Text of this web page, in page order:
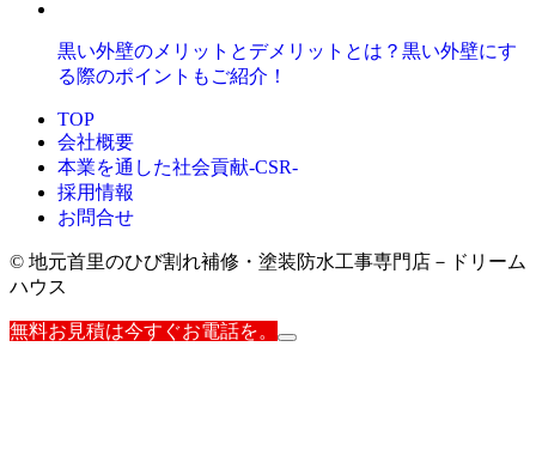
黒い外壁のメリットとデメリットとは？黒い外壁にす
る際のポイントもご紹介！
TOP
会社概要
本業を通した社会貢献-CSR-
採用情報
お問合せ
© 地元首里のひび割れ補修・塗装防水工事専門店－ドリーム
ハウス
無料お見積は今すぐお電話を。